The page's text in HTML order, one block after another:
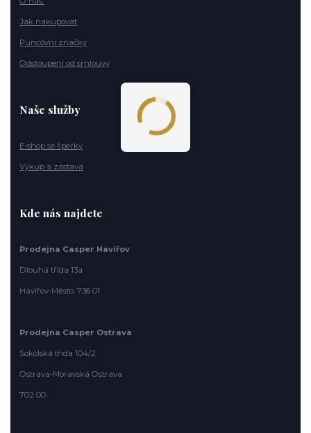
Jak nakupovat
Puncovní značky
Odstoupení od smlouvy
Naše služby
E-shop se šperky
Výkup a zástava
Kde nás najdete
Prodejna Casper Havířov
Dlouhá třída 13a
Havířov-Město, 736 01
Prodejna Casper Ostrava
Sokolská třída 104/2
Ostrava-Moravská Ostrava
702 00